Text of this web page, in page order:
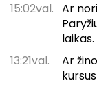
15:02val. Ar
laikas.
13:21val.
Ar